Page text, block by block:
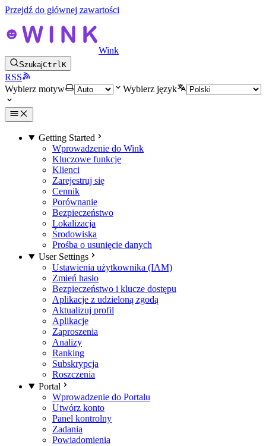
Przejdź do głównej zawartości
Wink
SzukajCtrlK
RSS
Wybierz motyw
Wybierz język
Getting Started
Wprowadzenie do Wink
Kluczowe funkcje
Klienci
Zarejestruj się
Cennik
Porównanie
Bezpieczeństwo
Lokalizacja
Środowiska
Prośba o usunięcie danych
User Settings
Ustawienia użytkownika (IAM)
Zmień hasło
Bezpieczeństwo i klucze dostępu
Aplikacje z udzieloną zgodą
Aktualizuj profil
Aplikacje
Zaproszenia
Analizy
Ranking
Subskrypcja
Roszczenia
Portal
Wprowadzenie do Portalu
Utwórz konto
Panel kontrolny
Zadania
Powiadomienia